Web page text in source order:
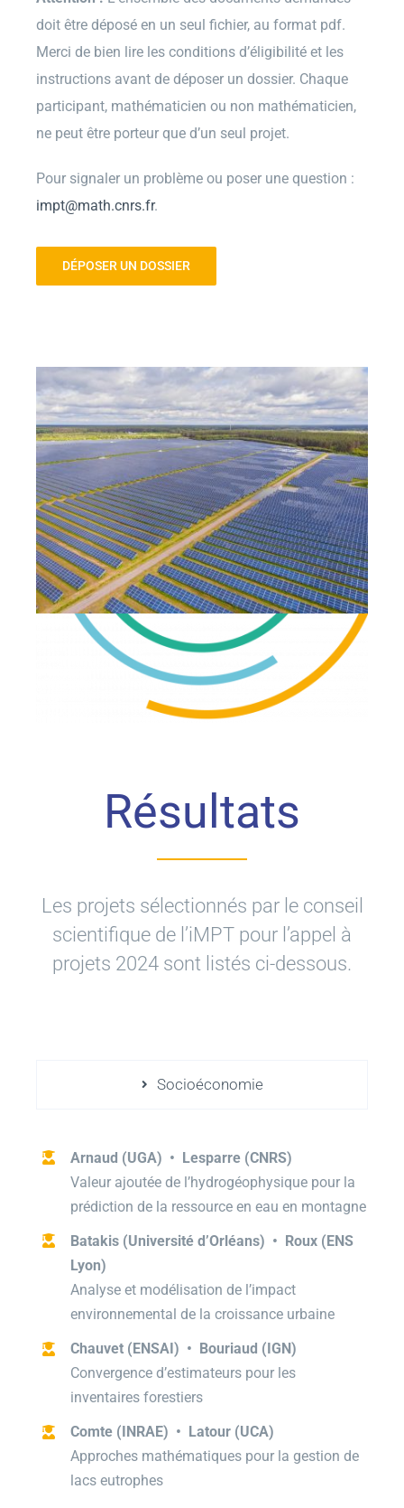
doit être déposé en un seul fichier, au format pdf.
Merci de bien lire les conditions d’éligibilité et les
instructions avant de déposer un dossier. Chaque
participant, mathématicien ou non mathématicien,
ne peut être porteur que d’un seul projet.
Pour signaler un problème ou poser une question :
impt@math.cnrs.fr.
DÉPOSER UN DOSSIER
Résultats
Les projets sélectionnés par le conseil
scientifique de l’iMPT pour l’appel à
projets 2024 sont listés ci-dessous.
Socioéconomie
Arnaud (UGA) • Lesparre (CNRS)
Valeur ajoutée de l’hydrogéophysique pour la
prédiction de la ressource en eau en montagne
Batakis (Université d’Orléans) • Roux (ENS
Lyon)
Analyse et modélisation de l’impact
environnemental de la croissance urbaine
Chauvet (ENSAI) • Bouriaud (IGN)
Convergence d’estimateurs pour les
inventaires forestiers
Comte (INRAE) • Latour (UCA)
Approches mathématiques pour la gestion de
lacs eutrophes